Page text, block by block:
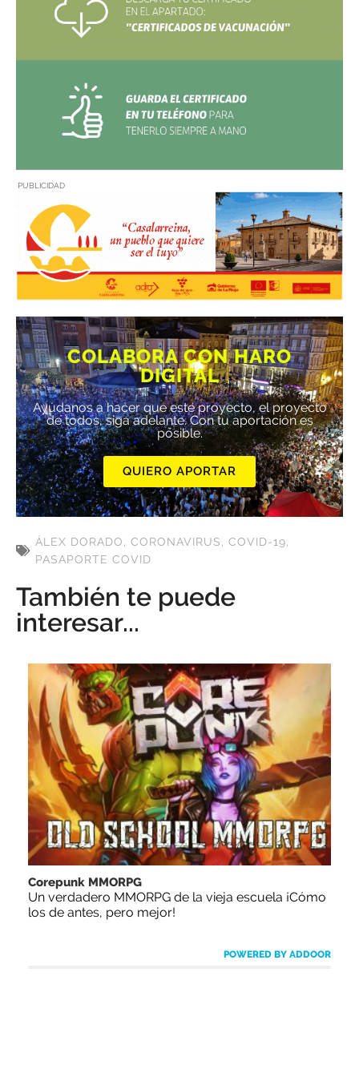
PUBLICIDAD
COLABORA CON HARO
DIGITAL
Ayúdanos a hacer que este proyecto, el proyecto
de todos, siga adelante. Con tu aportación es
posible.
QUIERO APORTAR
ÁLEX DORADO, CORONAVIRUS, COVID-19,
PASAPORTE COVID
También te puede
interesar...
Corepunk MMORPG
Un verdadero MMORPG de la vieja escuela ¡Cómo
los de antes, pero mejor!
POWERED BY ADDOOR